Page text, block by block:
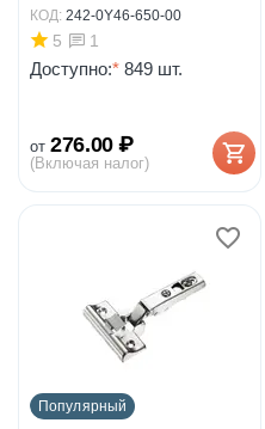
КОД: 242-0Y46-650-00
5 1
Доступно:* 849 шт.
от 276.00 ₽
(Включая налог)
Популярный